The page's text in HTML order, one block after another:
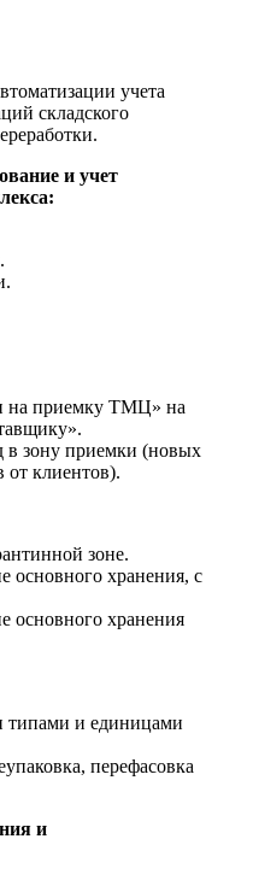
учета
складского
и учет
на приемку ТМЦ» на
зону приемки (новых
от клиентов).
зоне.
хранения, с
основного хранения
и единицами
перефасовка
и